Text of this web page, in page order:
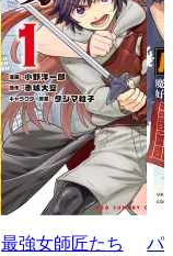
最強女師匠たち
パ